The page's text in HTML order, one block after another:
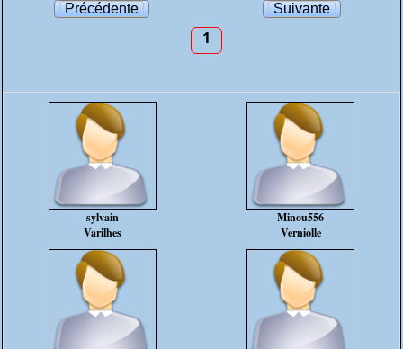
Précédente Suivante
1
sylvain
Varilhes
Minou556
Verniolle